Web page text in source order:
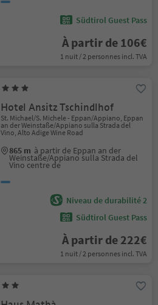
Südtirol Guest Pass
À partir de 106€
1 nuit / 2 personnes incl. TVA
Hotel Ansitz Tschindlhof
St. Michael/S. Michele - Eppan/Appiano, Eppan
an der Weinstaße/Appiano sulla Strada del
Vino, Alto Adige Wine Road
865 m à partir de Eppan an der
Weinstaße/Appiano sulla Strada del
Vino centre de
Niveau de durabilité 2
Südtirol Guest Pass
À partir de 222€
1 nuit / 2 personnes incl. TVA